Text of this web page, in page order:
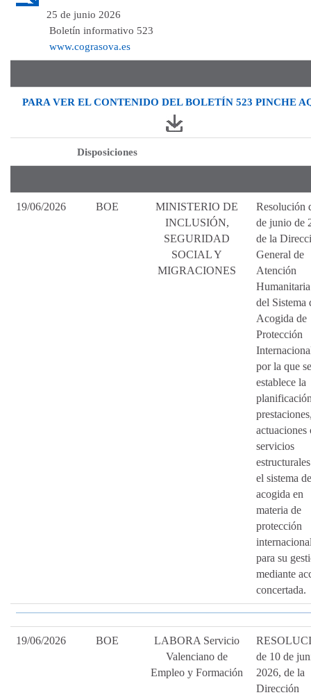
25 de junio 2026
Boletín informativo 523
www.cograsova.es
PARA VER EL CONTENIDO DEL BOLETÍN 523 PINCHE
Disposiciones
19/06/2026 BOE
MINISTERIO DE
INCLUSIÓN,
SEGURIDAD
SOCIAL Y
MIGRACIONES
Resolución
de junio de
de la
General de
Atención
del Sistema
Acogida de
Protección
por la que se
establece la
actuaciones
servicios
el sistema de
acogida en
materia de
protección
para su
mediante
concertada.
19/06/2026 BOE
LABORA Servicio
Valenciano de
Empleo y Formación
de 10 de
2026, de la
Dirección